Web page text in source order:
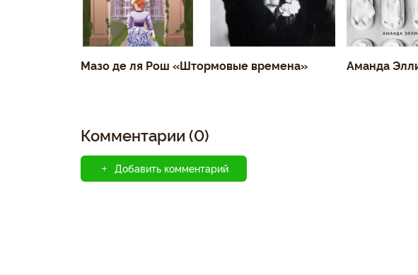
Мазо де ля Рош «Штормовые времена» Аманда
Комментарии (0)
Добавить комментарий